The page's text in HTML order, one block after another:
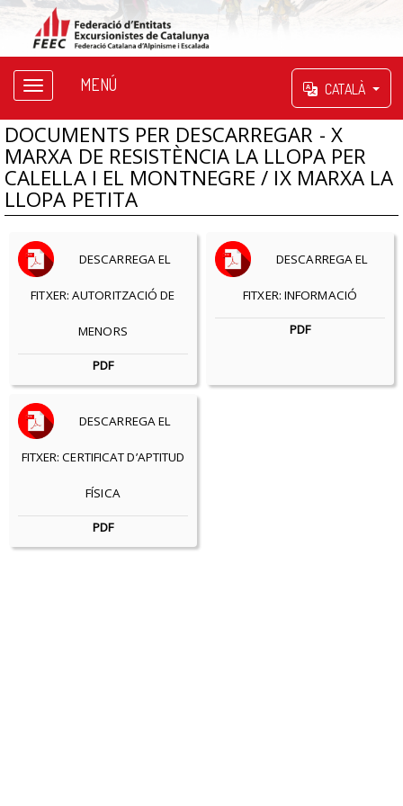
MENÚ CATALÀ
DOCUMENTS PER DESCARREGAR - X
MARXA DE RESISTÈNCIA LA LLOPA PER
CALELLA I EL MONTNEGRE / IX MARXA LA
LLOPA PETITA
DESCARREGA EL
FITXER: AUTORITZACIÓ DE
MENORS
PDF
DESCARREGA EL
FITXER: INFORMACIÓ
PDF
DESCARREGA EL
FITXER: CERTIFICAT D’APTITUD
FÍSICA
PDF